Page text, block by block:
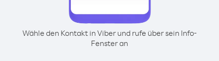
Wähle den Kontakt in Viber und rufe über sein Info-
Fenster an